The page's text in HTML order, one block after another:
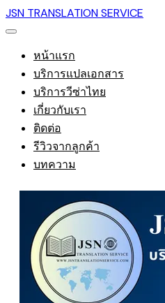
JSN TRANSLATION SERVICE
หน้าแรก
บริการแปลเอกสาร
บริการวีซ่าไทย
เกี่ยวกับเรา
ติดต่อ
รีวิวจากลูกค้า
บทความ